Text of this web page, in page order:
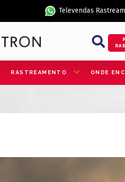
Televendas
RASTREAMENTO ONDE